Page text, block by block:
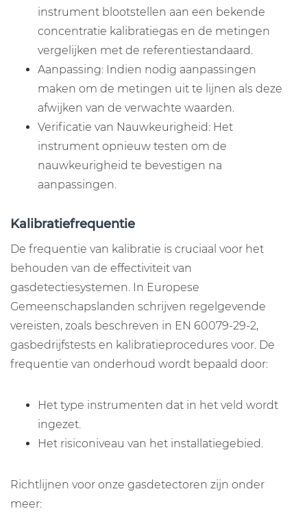
instrument blootstellen aan een bekende
concentratie kalibratiegas en de metingen
vergelijken met de referentiestandaard.
Aanpassing: Indien nodig aanpassingen
maken om de metingen uit te lijnen als deze
afwijken van de verwachte waarden.
Verificatie van Nauwkeurigheid: Het
instrument opnieuw testen om de
nauwkeurigheid te bevestigen na
aanpassingen.
Kalibratiefrequentie
De frequentie van kalibratie is cruciaal voor het
behouden van de effectiviteit van
gasdetectiesystemen. In Europese
Gemeenschapslanden schrijven regelgevende
vereisten, zoals beschreven in EN 60079-29-2,
gasbedrijfstests en kalibratieprocedures voor. De
frequentie van onderhoud wordt bepaald door:
Het type instrumenten dat in het veld wordt
ingezet.
Het risiconiveau van het installatiegebied.
Richtlijnen voor onze gasdetectoren zijn onder
meer: